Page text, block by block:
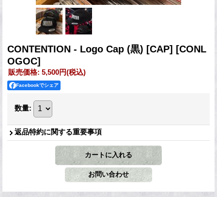
CONTENTION - Logo Cap (黒) [CAP] [CONL
OGOC]
販売価格: 5,500円(税込)
Facebookでシェア
数量:
返品特約に関する重要事項